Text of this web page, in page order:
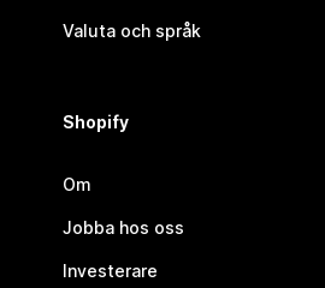
Valuta och språk
Shopify
Om
Jobba hos oss
Investerare